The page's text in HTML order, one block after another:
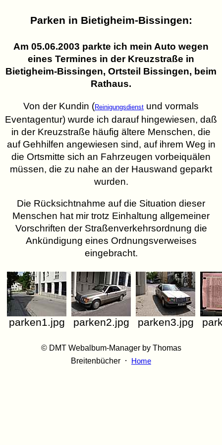
Parken in Bietigheim-Bissingen:
Am 05.06.2003 parkte ich mein Auto wegen
eines Termines in der Kreuzstraße in
Bietigheim-Bissingen, Ortsteil Bissingen, beim
Rathaus.
Von der Kundin (Reinigungsdienst und vormals
Eventagentur) wurde ich darauf hingewiesen, daß
in der Kreuzstraße häufig ältere Menschen, die
auf Gehhilfen angewiesen sind, auf ihrem Weg in
die Ortsmitte sich an Fahrzeugen vorbeiquälen
müssen, die zu nahe an der Hauswand geparkt
wurden.
Die Rücksichtnahme auf die Situation dieser
Menschen hat mir trotz Einhaltung allgemeiner
Vorschriften der Straßenverkehrsordnung die
Ankündigung eines Ordnungsverweises
eingebracht.
parken1.jpg parken2.jpg parken3.jpg
© DMT Webalbum-Manager by Thomas
Breitenbücher · Home